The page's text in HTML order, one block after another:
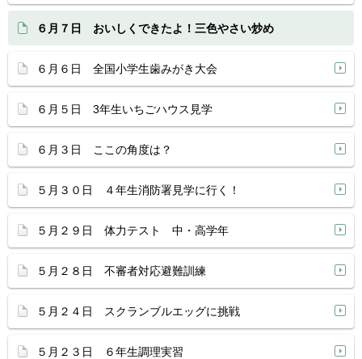
６月７日 おいしくできたよ！三色やさい炒め
６月６日 全国小学生歯みがき大会
６月５日 3年生いちごハウス見学
６月３日 ここの角度は？
５月３０日 ４年生消防署見学に行く！
５月２９日 体力テスト 中・高学年
５月２８日 不審者対応避難訓練
５月２４日 スクランブルエッグに挑戦
５月２３日 ６年生調理実習